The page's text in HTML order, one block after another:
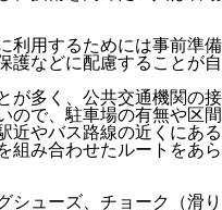
利用するためには事前準
護などに配慮することが
が多く、公共交通機関の
ので、駐車場の有無や区
近やバス路線の近くにあ
組み合わせたルートをあ
シューズ、チョーク（滑